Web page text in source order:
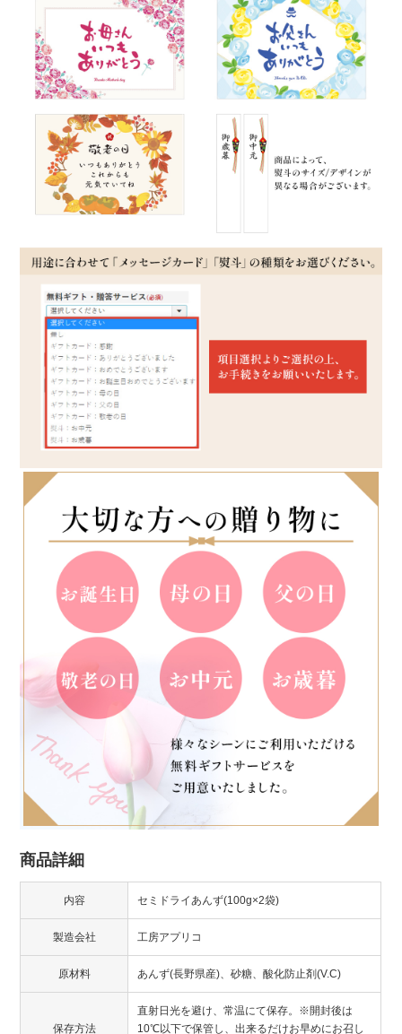
商品詳細
内容 セミドライあんず(100g×2袋)
製造会社 工房アプリコ
原材料 あんず(長野県産)、砂糖、酸化防止剤(V.C)
保存方法
直射日光を避け、常温にて保存。※開封後は
10℃以下で保管し、出来るだけお早めにお召し